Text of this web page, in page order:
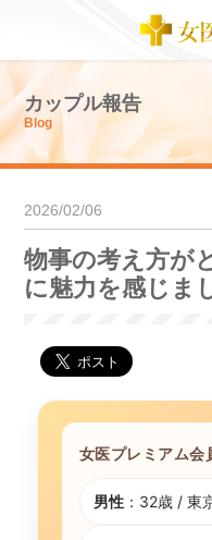
カップル報告
Blog
2026/02/06
物事の考え方が
に魅力を感じま
女医プレミアム会
男性：32歳 / 東